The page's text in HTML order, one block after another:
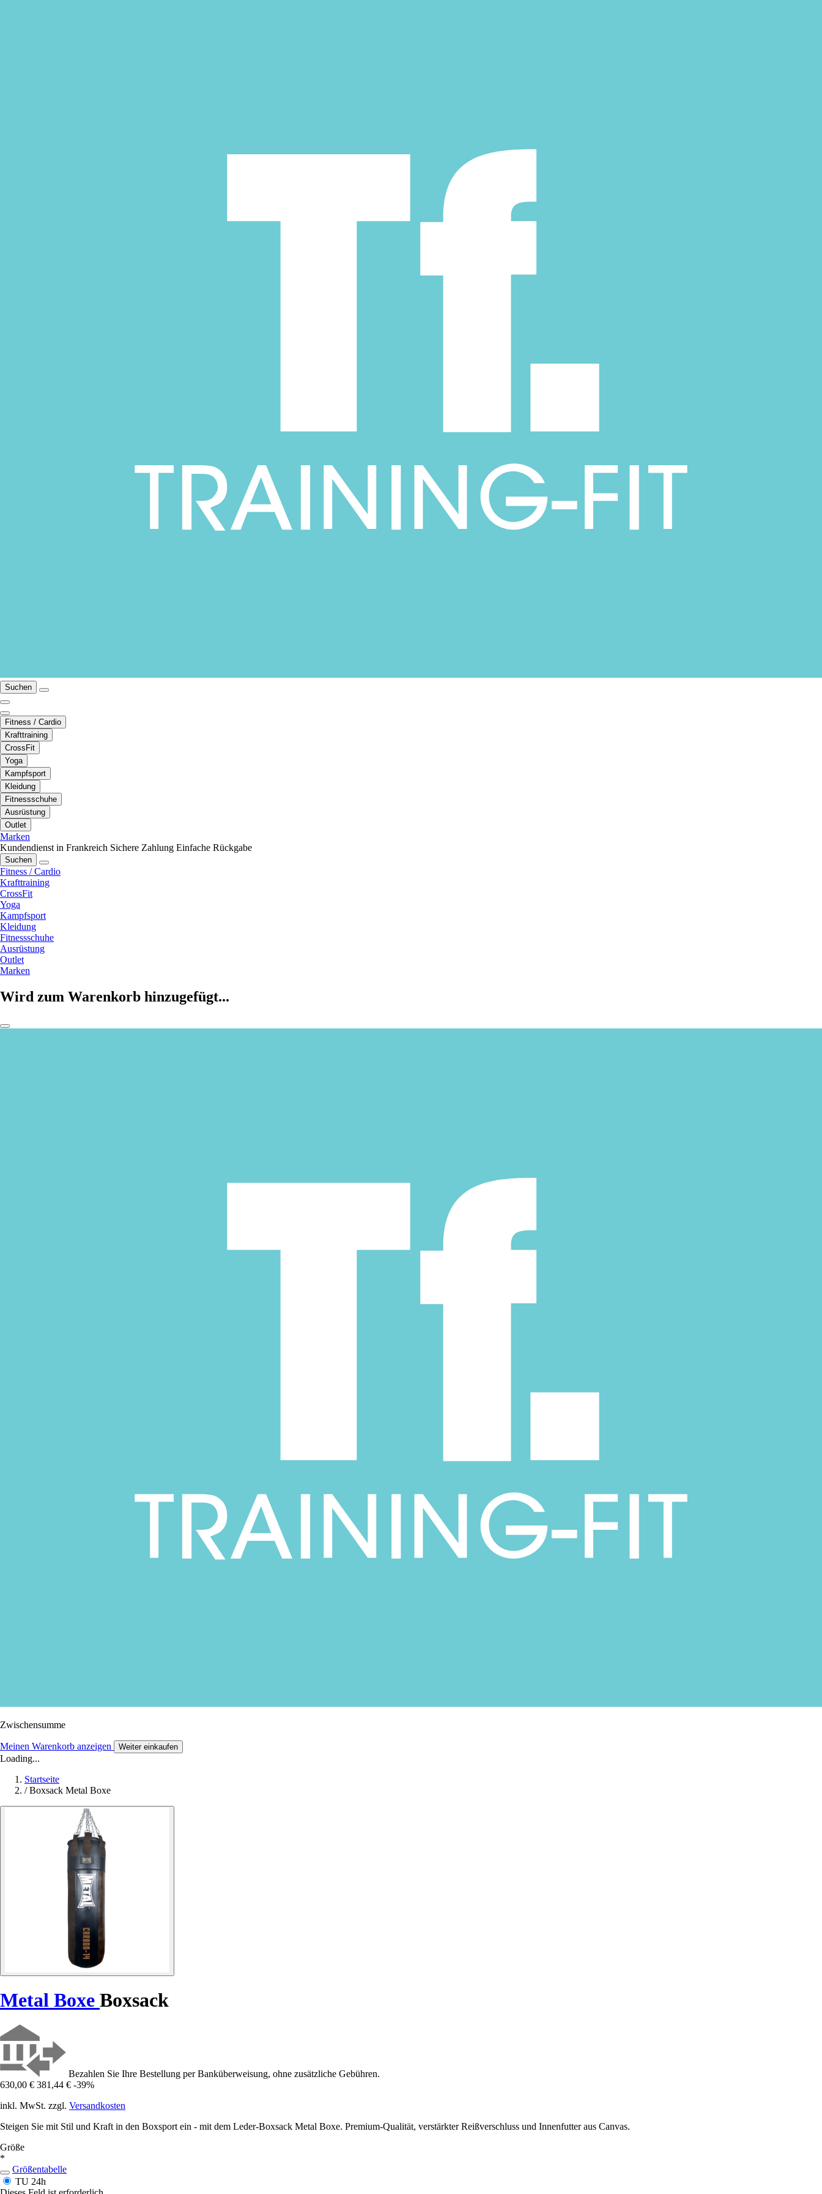
Suchen
Fitness / Cardio
Krafttraining
CrossFit
Yoga
Kampfsport
Kleidung
Fitnessschuhe
Ausrüstung
Outlet
Marken
Kundendienst in Frankreich Sichere Zahlung Einfache Rückgabe
Suchen
Fitness / Cardio
Krafttraining
CrossFit
Yoga
Kampfsport
Kleidung
Fitnessschuhe
Ausrüstung
Outlet
Marken
Wird zum Warenkorb hinzugefügt...
Zwischensumme
Meinen Warenkorb anzeigen Weiter einkaufen
Loading...
Startseite
/ Boxsack Metal Boxe
Metal Boxe Boxsack
Bezahlen Sie Ihre Bestellung per Banküberweisung, ohne zusätzliche Gebühren.
630,00 € 381,44 € -39%
inkl. MwSt. zzgl. Versandkosten
Steigen Sie mit Stil und Kraft in den Boxsport ein - mit dem Leder-Boxsack Metal Boxe. Premium-Qualität, verstärkter Reißverschluss und Innenfutter aus Canvas.
Größe
*
Größentabelle
TU 24h